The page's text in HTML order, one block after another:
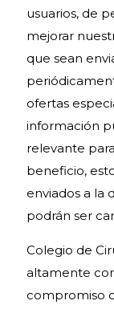
usuarios, de
mejorar
que sean
ofertas
información
relevante
beneficio,
enviados a la
podrán ser
Colegio de
altamente
compromiso